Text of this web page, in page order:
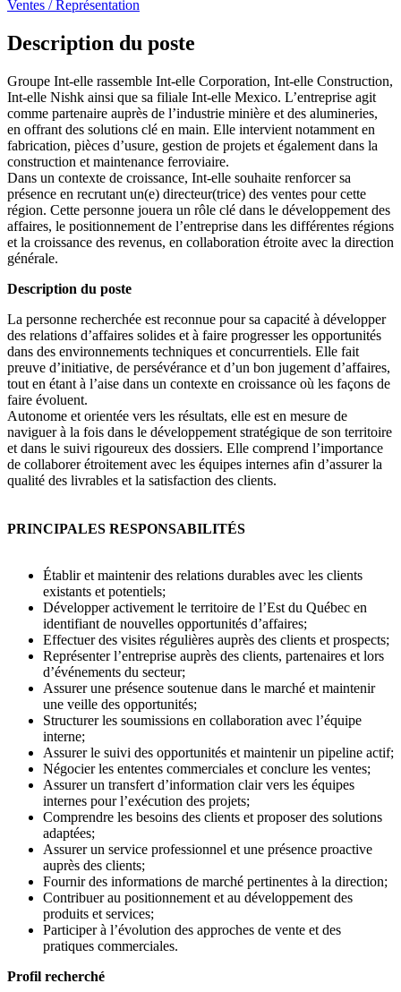
Ventes / Représentation
Description du poste
Groupe Int-elle rassemble Int-elle Corporation, Int-elle Construction,
Int-elle Nishk ainsi que sa filiale Int-elle Mexico. L’entreprise agit
comme partenaire auprès de l’industrie minière et des alumineries,
en offrant des solutions clé en main. Elle intervient notamment en
fabrication, pièces d’usure, gestion de projets et également dans la
construction et maintenance ferroviaire.
Dans un contexte de croissance, Int-elle souhaite renforcer sa
présence en recrutant un(e) directeur(trice) des ventes pour cette
région. Cette personne jouera un rôle clé dans le développement des
affaires, le positionnement de l’entreprise dans les différentes régions
et la croissance des revenus, en collaboration étroite avec la direction
générale.
Description du poste
La personne recherchée est reconnue pour sa capacité à développer
des relations d’affaires solides et à faire progresser les opportunités
dans des environnements techniques et concurrentiels. Elle fait
preuve d’initiative, de persévérance et d’un bon jugement d’affaires,
tout en étant à l’aise dans un contexte en croissance où les façons de
faire évoluent.
Autonome et orientée vers les résultats, elle est en mesure de
naviguer à la fois dans le développement stratégique de son territoire
et dans le suivi rigoureux des dossiers. Elle comprend l’importance
de collaborer étroitement avec les équipes internes afin d’assurer la
qualité des livrables et la satisfaction des clients.
PRINCIPALES RESPONSABILITÉS
Établir et maintenir des relations durables avec les clients
existants et potentiels;
Développer activement le territoire de l’Est du Québec en
identifiant de nouvelles opportunités d’affaires;
Effectuer des visites régulières auprès des clients et prospects;
Représenter l’entreprise auprès des clients, partenaires et lors
d’événements du secteur;
Assurer une présence soutenue dans le marché et maintenir
une veille des opportunités;
Structurer les soumissions en collaboration avec l’équipe
interne;
Assurer le suivi des opportunités et maintenir un pipeline actif;
Négocier les ententes commerciales et conclure les ventes;
Assurer un transfert d’information clair vers les équipes
internes pour l’exécution des projets;
Comprendre les besoins des clients et proposer des solutions
adaptées;
Assurer un service professionnel et une présence proactive
auprès des clients;
Fournir des informations de marché pertinentes à la direction;
Contribuer au positionnement et au développement des
produits et services;
Participer à l’évolution des approches de vente et des
pratiques commerciales.
Profil recherché